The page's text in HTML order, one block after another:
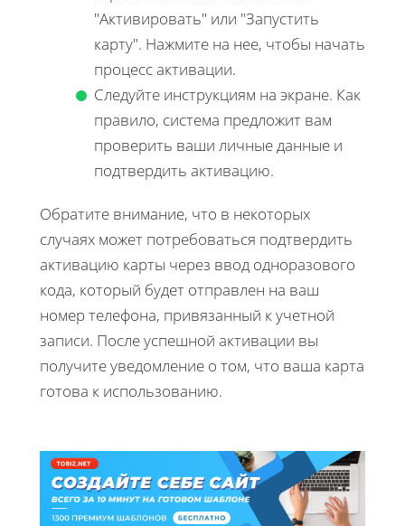
"Активировать" или "Запустить
карту". Нажмите на нее, чтобы начать
процесс активации.
Следуйте инструкциям на экране. Как
правило, система предложит вам
проверить ваши личные данные и
подтвердить активацию.
Обратите внимание, что в некоторых
случаях может потребоваться подтвердить
активацию карты через ввод одноразового
кода, который будет отправлен на ваш
номер телефона, привязанный к учетной
записи. После успешной активации вы
получите уведомление о том, что ваша карта
готова к использованию.